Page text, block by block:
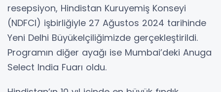
resepsiyon, Hindistan Kuruyemiş Konseyi
(NDFCI) işbirliğiyle 27 Ağustos 2024 tarihinde
Yeni Delhi Büyükelçiliğimizde gerçekleştirildi.
Programın diğer ayağı ise Mumbai’deki Anuga
Select India Fuarı oldu.